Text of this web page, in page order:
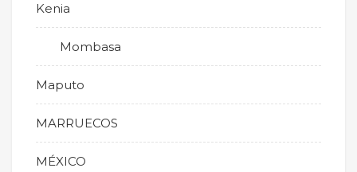
Kenia
Mombasa
Maputo
MARRUECOS
MÉXICO